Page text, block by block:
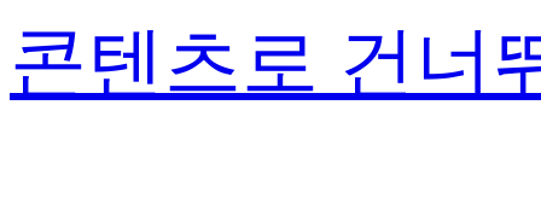
콘텐츠로 건너